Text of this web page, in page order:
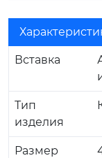
Вставка
Тип
изделия
Размер